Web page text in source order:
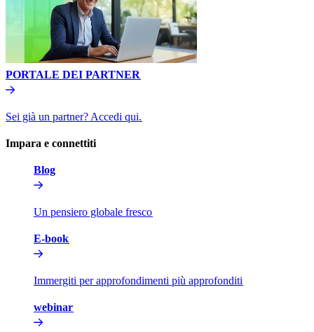
PORTALE DEI PARTNER​​
Sei già un partner? Accedi qui.​​
Impara e connettiti​​
Blog​​
Un pensiero globale fresco​​
E-book​​
Immergiti per approfondimenti più approfonditi​​
webinar​​